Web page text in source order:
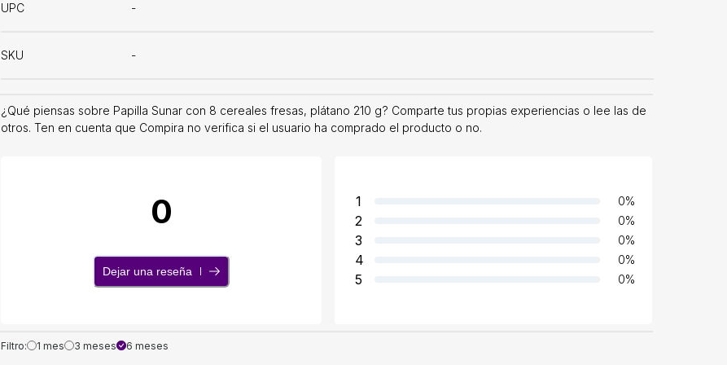
UPC -
SKU -
¿Qué piensas sobre Papilla Sunar con 8 cereales fresas, plátano 210 g? Comparte tus propias experiencias o lee las de
otros. Ten en cuenta que Compira no verifica si el usuario ha comprado el producto o no.
0
Dejar una reseña
1 0%
2 0%
3 0%
4 0%
5 0%
Filtro: 1 mes 3 meses 6 meses